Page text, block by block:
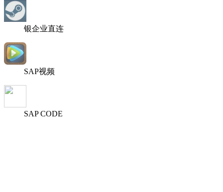
银企业直连
SAP视频
SAP CODE